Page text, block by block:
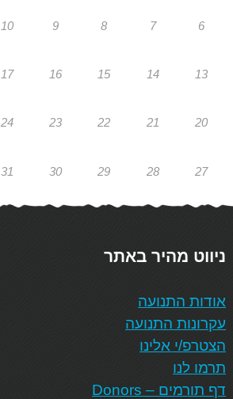
6
7
8
9
10
13
14
15
16
17
20
21
22
23
24
27
28
29
30
31
ניווט מהיר באתר
אודות התנועה
עקרונות התנועה
הצטרפ/י אלינו
תרמו לנו
דף תורמים – Donors